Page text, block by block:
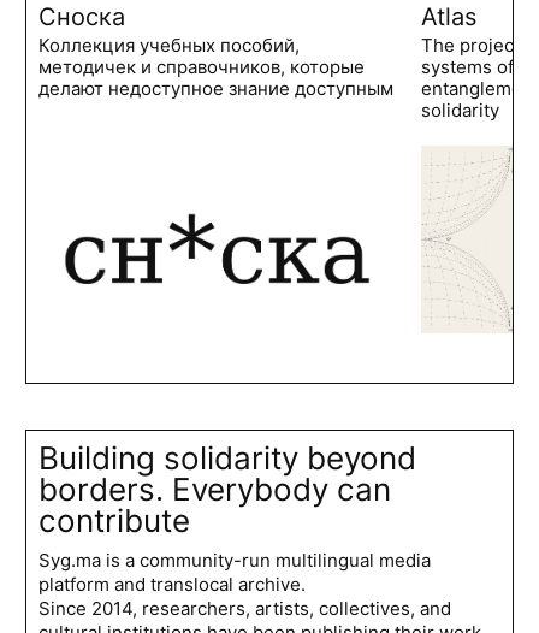
Сноска
Коллекция учебных пособий,
методичек и справочников, которые
делают недоступное знание доступным
Atlas
The project
systems of
solidarity
Building solidarity beyond
borders. Everybody can
contribute
Syg.ma is a community-run multilingual media
platform and translocal archive.
Since 2014, researchers, artists, collectives, and